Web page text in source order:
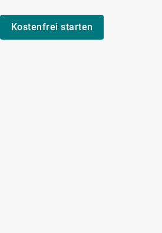
Kostenfrei starten